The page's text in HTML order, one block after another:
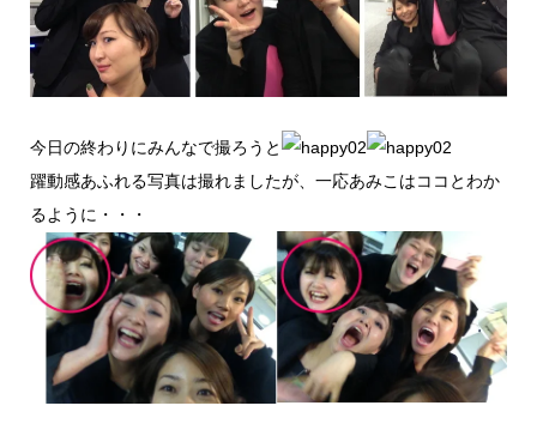
今日の終わりにみんなで撮ろうと
躍動感あふれる写真は撮れましたが、一応あみこはココとわか
るように・・・